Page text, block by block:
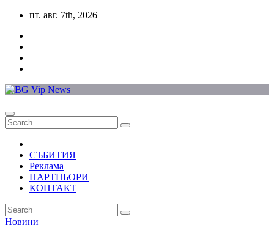
Skip
content
пт. авг. 7th, 2026
СЪБИТИЯ
Реклама
ПАРТНЬОРИ
КОНТАКТ
Новини